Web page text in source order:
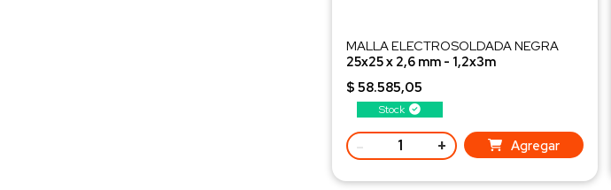
Stock
MALLA ELECTROSOLDADA NEGRA
25x25 x 2,6 mm - 1,2x3m
Peso 12,37 kg/ud. - Q216
$ 58.585,05
- + Agregar